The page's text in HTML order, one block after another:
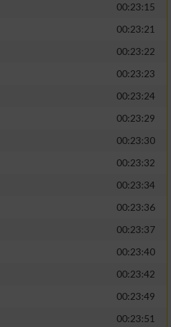
00:23:15
00:23:21
00:23:22
00:23:23
00:23:24
00:23:29
00:23:30
00:23:32
00:23:34
00:23:36
00:23:37
00:23:40
00:23:42
00:23:49
00:23:51